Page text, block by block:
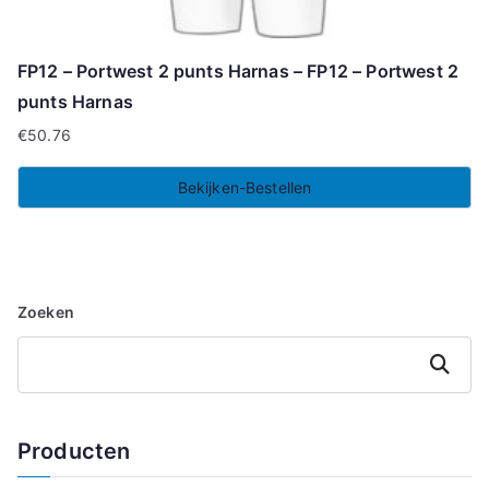
FP12 – Portwest 2 punts Harnas – FP12 – Portwest 2
punts Harnas
€50.76
Bekijken-Bestellen
Zoeken
Zoeken
Producten